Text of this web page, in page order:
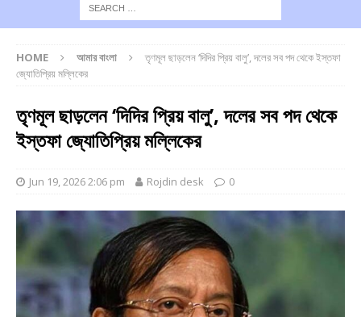
HOME আমার বাংলা
তৃণমূল ছাড়লেন ‘দিদির প্রিয় বালু’, দলের সব পদ থেকে ইস্তফা
জ্যোতিপ্রিয় মল্লিকের
তৃণমূল ছাড়লেন ‘দিদির প্রিয় বালু’, দলের সব পদ থেকে
ইস্তফা জ্যোতিপ্রিয় মল্লিকের
Jun 19, 2026 2:06 pm Rojdin desk 0